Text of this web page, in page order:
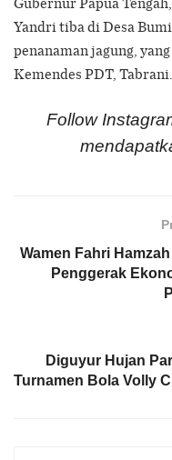
Yandri tiba di Desa
penanaman jagung,
Kemendes PDT, Tabrani.
Follow
Wamen Fahri
Penggerak
Diguyur Hujan
Turnamen Bola Volly